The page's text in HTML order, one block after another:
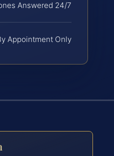
Answered 24/7
Appointment Only